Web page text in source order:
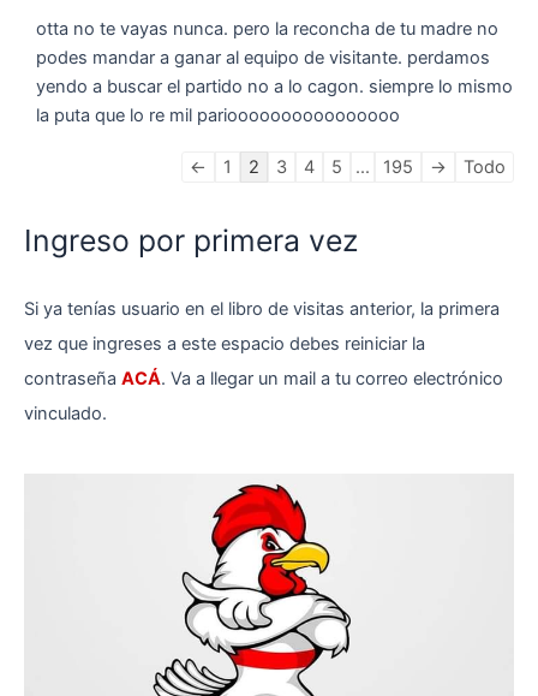
Ingreso por primera vez
Si ya tenías usuario en el libro de visitas anterior, la primera
vez que ingreses a este espacio debes reiniciar la
contraseña ACÁ. Va a llegar un mail a tu correo electrónico
vinculado.
otta no te vayas nunca. pero la reconcha de tu madre no
podes mandar a ganar al equipo de visitante. perdamos
yendo a buscar el partido no a lo cagon. siempre lo mismo
la puta que lo re mil parioooooooooooooooo
Navegación
lista
libros
de
visitas
← 1 2 3 4 5 ... 195 → Todo